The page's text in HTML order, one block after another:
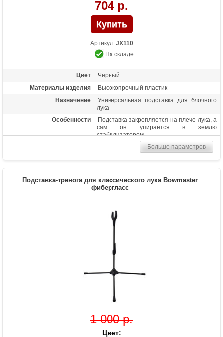
704 р.
Артикул: JX110
На складе
Цвет
Черный
Материалы изделия
Высокопрочный пластик
Назначение
Универсальная подставка для блочного
лука
Особенности
Подставка закрепляется на плече лука, а
сам он упирается в землю
стабилизатором
Больше параметров
Подставка-тренога для классического лука Bowmaster
фибергласс
1 000 р.
Цвет: